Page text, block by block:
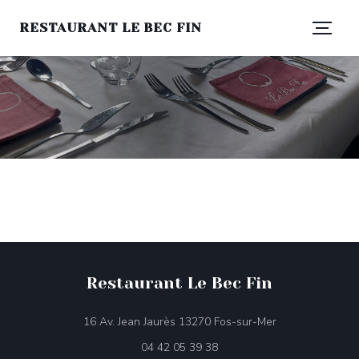
RESTAURANT LE BEC FIN
Restaurant Le Bec Fin
16 Av. Jean Jaurès 13270 Fos-sur-Mer((öffnet ein
04 42 05 39 38